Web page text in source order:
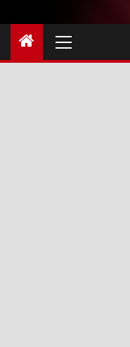
principal